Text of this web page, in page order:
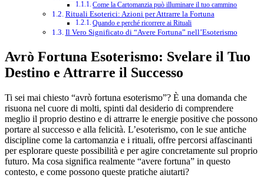
Come la Cartomanzia può illuminare il tuo cammino
Rituali Esoterici: Azioni per Attrarre la Fortuna
Quando e perché ricorrere ai Rituali
Il Vero Significato di “Avere Fortuna” nell’Esoterismo
Avrò Fortuna Esoterismo: Svelare il Tuo
Destino e Attrarre il Successo
Ti sei mai chiesto “avrò fortuna esoterismo”? È una domanda che
risuona nel cuore di molti, spinti dal desiderio di comprendere
meglio il proprio destino e di attrarre le energie positive che possono
portare al successo e alla felicità. L’esoterismo, con le sue antiche
discipline come la cartomanzia e i rituali, offre percorsi affascinanti
per esplorare queste possibilità e per agire concretamente sul proprio
futuro. Ma cosa significa realmente “avere fortuna” in questo
contesto, e come possono queste pratiche aiutarti?